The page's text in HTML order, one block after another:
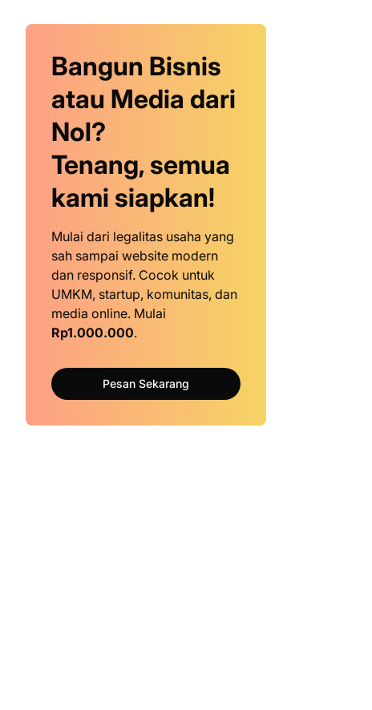
Bangun Bisnis
atau Media dari
Nol?
Tenang, semua
kami siapkan!
Mulai dari legalitas usaha yang
sah sampai website modern
dan responsif. Cocok untuk
UMKM, startup, komunitas, dan
media online. Mulai
Rp1.000.000.
Pesan Sekarang